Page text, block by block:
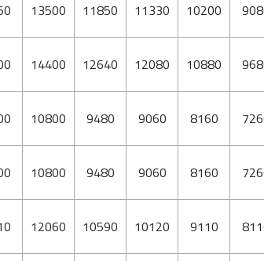
13500 11850 11330 10200
14400 12640 12080 10880
10800 9480 9060 8160
10800 9480 9060 8160
12060 10590 10120 9110